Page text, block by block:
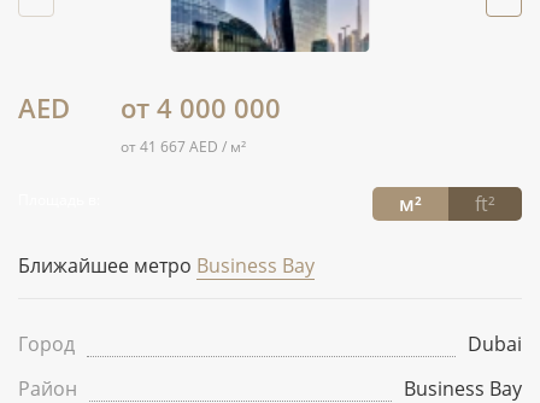
AED от 4 000 000
от 41 667 AED / м²
м² ft²
Ближайшее метро Business Bay
Город
Dubai
Район
Business Bay